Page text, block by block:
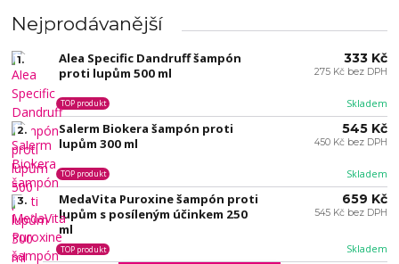
Nejprodávanější
1.
Alea Specific Dandruff šampón
proti lupům 500 ml
Skladem
TOP produkt
333 Kč
275 Kč bez DPH
2.
Salerm Biokera šampón proti
lupům 300 ml
Skladem
TOP produkt
545 Kč
450 Kč bez DPH
3.
MedaVita Puroxine šampón proti
lupům s posíleným účinkem 250
ml
Skladem
TOP produkt
659 Kč
545 Kč bez DPH